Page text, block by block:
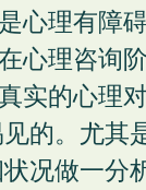
心理有障
心理咨询
实的心理
的。尤其
况做一分